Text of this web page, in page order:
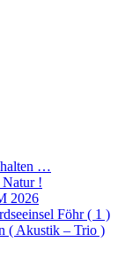
…
Natur !
2026
Föhr ( 1 )
( Akustik – Trio )